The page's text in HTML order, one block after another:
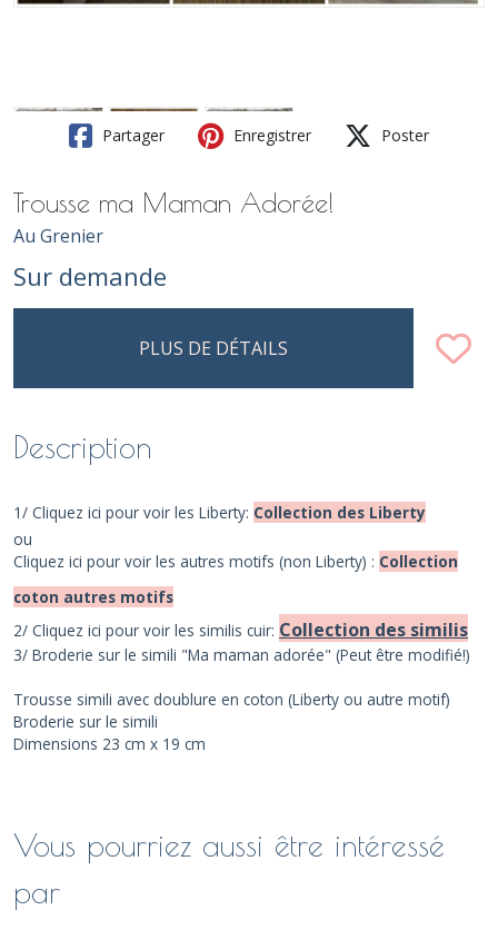
Partager Enregistrer Poster
Trousse ma Maman Adorée!
Au Grenier
Sur demande
PLUS DE DÉTAILS
Description
1/ Cliquez ici pour voir les Liberty: Collection des Liberty
ou
Cliquez ici pour voir les autres motifs (non Liberty) : Collection
coton autres motifs
2/ Cliquez ici pour voir les similis cuir: Collection des similis
3/ Broderie sur le simili "Ma maman adorée" (Peut être modifié!)
Trousse simili avec doublure en coton (Liberty ou autre motif)
Broderie sur le simili
Dimensions 23 cm x 19 cm
Vous pourriez aussi être intéressé
par